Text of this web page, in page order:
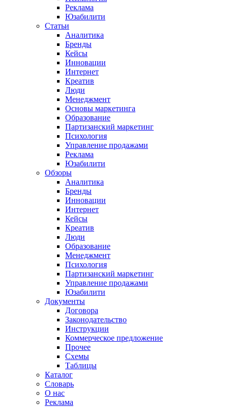
Реклама
Юзабилити
Статьи
Аналитика
Бренды
Кейсы
Инновации
Интернет
Креатив
Люди
Менеджмент
Основы маркетинга
Образование
Партизанский маркетинг
Психология
Управление продажами
Реклама
Юзабилити
Обзоры
Аналитика
Бренды
Инновации
Интернет
Кейсы
Креатив
Люди
Образование
Менеджмент
Психология
Партизанский маркетинг
Управление продажами
Юзабилити
Документы
Договора
Законодательство
Инструкции
Коммерческое предложение
Прочее
Схемы
Таблицы
Каталог
Словарь
О нас
Реклама